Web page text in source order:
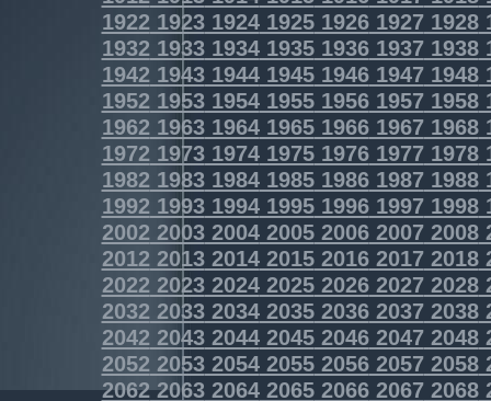
1922192319241925192619271928
1932193319341935193619371938
1942194319441945194619471948
1952195319541955195619571958
1962196319641965196619671968
1972197319741975197619771978
1982198319841985198619871988
1992199319941995199619971998
2002200320042005200620072008
2012201320142015201620172018
2022202320242025202620272028
2032203320342035203620372038
2042 204320442045204620472048
2052205320542055205620572058
2062206320642065206620672068